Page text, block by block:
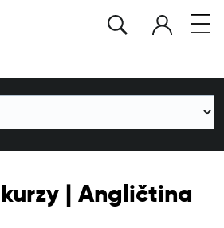
| Angličtina